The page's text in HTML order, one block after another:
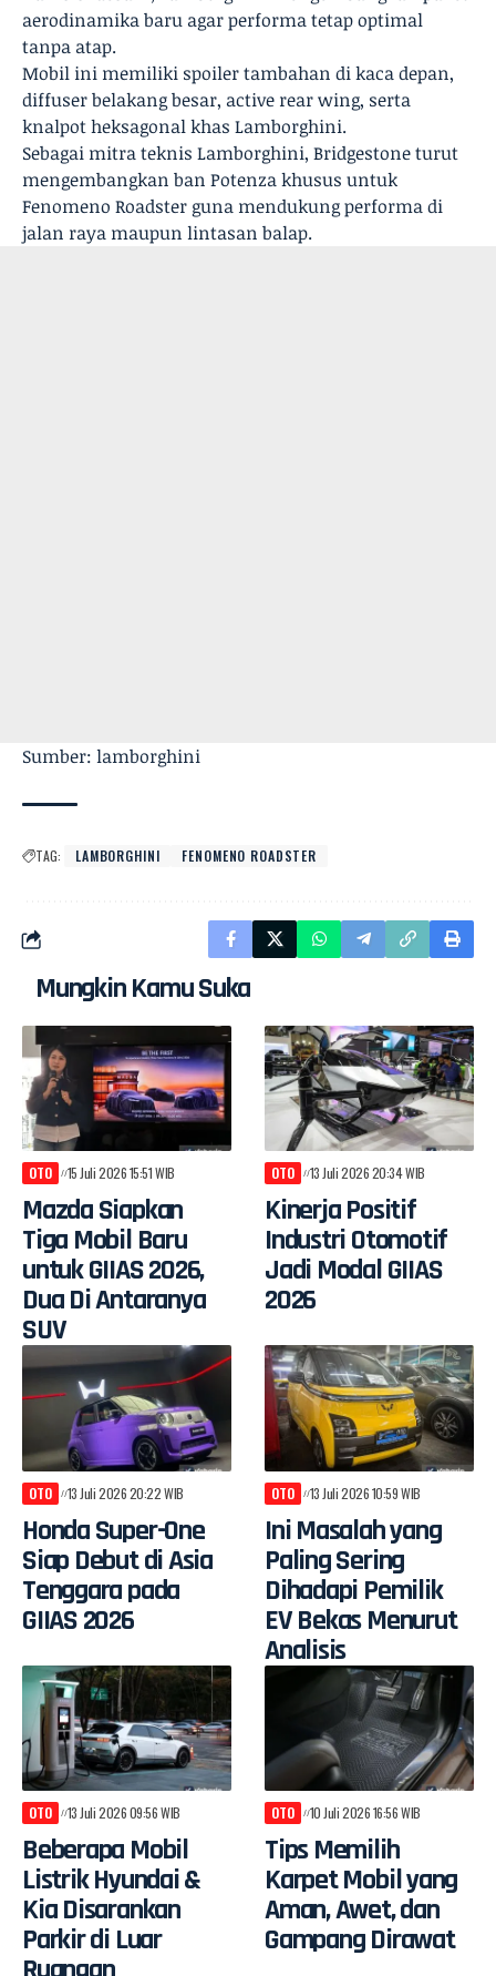
aerodinamika baru agar performa tetap optimal
tanpa atap.
Mobil ini memiliki spoiler tambahan di kaca depan,
diffuser belakang besar, active rear wing, serta
knalpot heksagonal khas Lamborghini.
Sebagai mitra teknis Lamborghini, Bridgestone turut
mengembangkan ban Potenza khusus untuk
Fenomeno Roadster guna mendukung performa di
jalan raya maupun lintasan balap.
Sumber: lamborghini
TAG: LAMBORGHINI FENOMENO ROADSTER
Mungkin Kamu Suka
OTO 15 Juli 2026 15:51 WIB
Mazda Siapkan
Tiga Mobil Baru
untuk GIIAS 2026,
Dua Di Antaranya
SUV
OTO 13 Juli 2026 20:34 WIB
Kinerja Positif
Industri Otomotif
Jadi Modal GIIAS
2026
OTO 13 Juli 2026 20:22 WIB
Honda Super-One
Siap Debut di Asia
Tenggara pada
GIIAS 2026
OTO 13 Juli 2026 10:59 WIB
Ini Masalah yang
Paling Sering
Dihadapi Pemilik
EV Bekas Menurut
Analisis
OTO 13 Juli 2026 09:56 WIB
Beberapa Mobil
Listrik Hyundai &
Kia Disarankan
Parkir di Luar
OTO 10 Juli 2026 16:56 WIB
Tips Memilih
Karpet Mobil yang
Aman, Awet, dan
Gampang Dirawat